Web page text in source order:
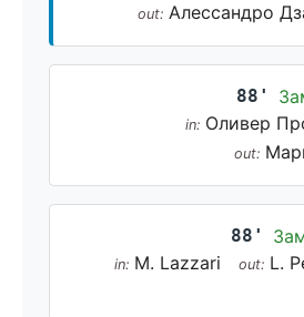
out: Алессандро
88'
in: Оливер
out:
88'
in: M. Lazzari out: L.